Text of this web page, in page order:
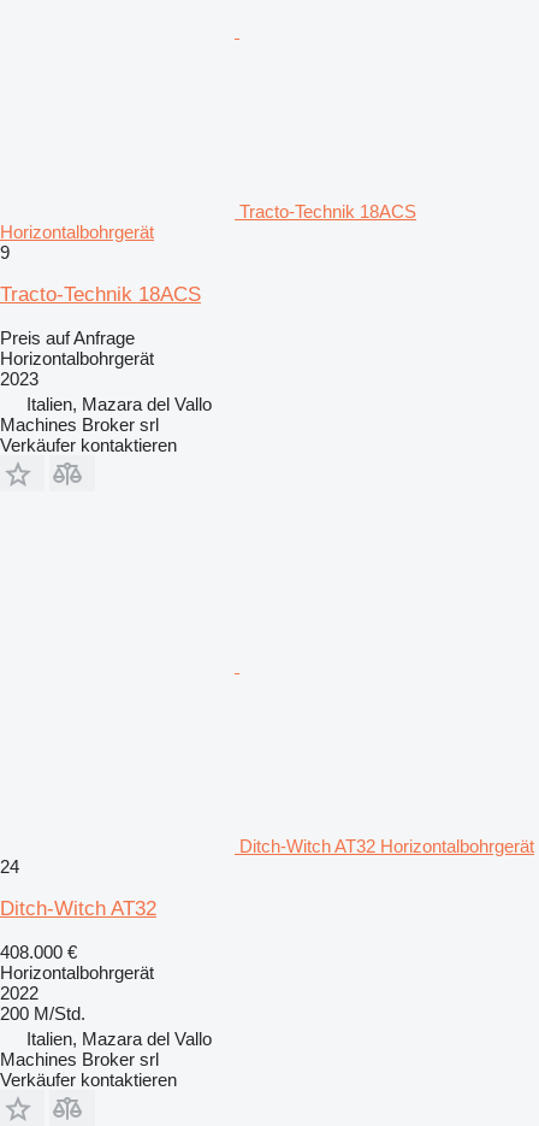
Tracto-Technik 18ACS
Horizontalbohrgerät
9
Tracto-Technik 18ACS
Preis auf Anfrage
Horizontalbohrgerät
2023
Italien, Mazara del Vallo
Machines Broker srl
Verkäufer kontaktieren
Ditch-Witch AT32 Horizontalbohrgerät
24
Ditch-Witch AT32
408.000 €
Horizontalbohrgerät
2022
200 M/Std.
Italien, Mazara del Vallo
Machines Broker srl
Verkäufer kontaktieren